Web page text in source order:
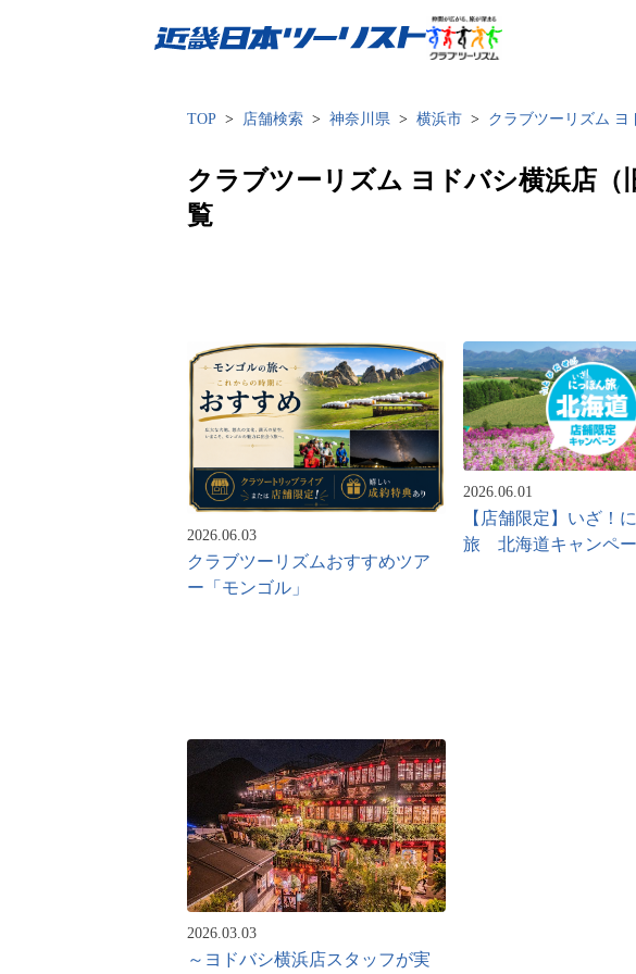
近畿日本ツーリスト
TOP 店舗検索 神奈川県 横浜市 クラブツーリズム ヨ
クラブツーリズム ヨドバシ横浜店
覧
2026.06.03
クラブツーリズムおすすめツア
ー「モンゴル」
2026.06.01
【店舗限定】いざ！
旅 北海道キャンペ
2026.03.03
～ヨドバシ横浜店スタッフが実